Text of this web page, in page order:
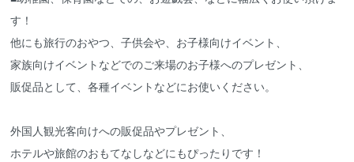
す！
他にも旅行のおやつ、子供会や、お子様向けイベント、
家族向けイベントなどでのご来場のお子様へのプレゼント、
販促品として、各種イベントなどにお使いください。
外国人観光客向けへの販促品やプレゼント、
ホテルや旅館のおもてなしなどにもぴったりです！